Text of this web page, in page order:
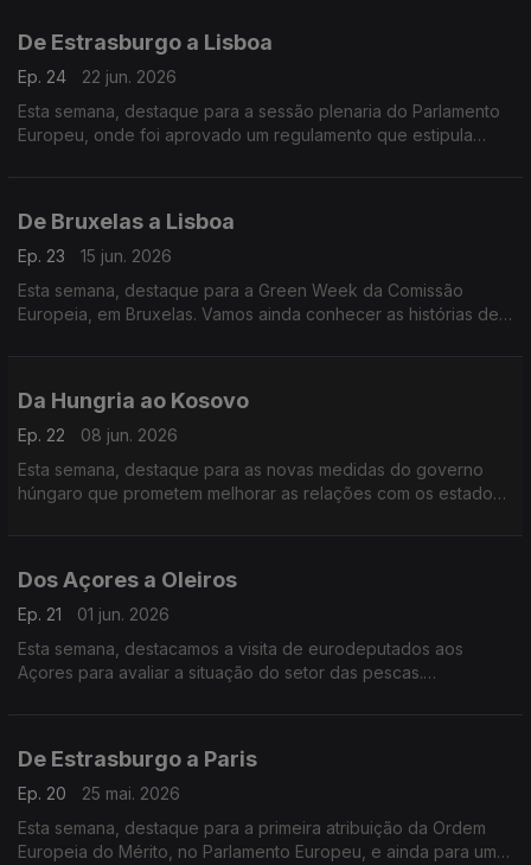
De Estrasburgo a Lisboa
Ep. 24
22 jun. 2026
Esta semana, destaque para a sessão plenaria do Parlamento
Europeu, onde foi aprovado um regulamento que estipula
De Bruxelas a Lisboa
Ep. 23
15 jun. 2026
Esta semana, destaque para a Green Week da Comissão
Europeia, em Bruxelas. Vamos ainda conhecer as histórias de 3
Da Hungria ao Kosovo
Ep. 22
08 jun. 2026
Esta semana, destaque para as novas medidas do governo
húngaro que prometem melhorar as relações com os estados
Dos Açores a Oleiros
Ep. 21
01 jun. 2026
Esta semana, destacamos a visita de eurodeputados aos
Açores para avaliar a situação do setor das pescas.
De Estrasburgo a Paris
Ep. 20
25 mai. 2026
Esta semana, destaque para a primeira atribuição da Ordem
Europeia do Mérito, no Parlamento Europeu, e ainda para uma